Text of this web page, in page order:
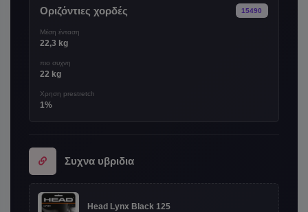
Οριζόντιες χορδές 15490
Μέση ένταση
22,3 kg
πιο συχνη
22 kg
Χρηση prestretch
1%
Συχνα υβριδια
Head Lynx Black 125